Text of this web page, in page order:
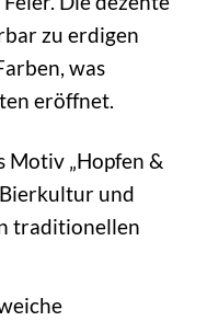
zu erdigen
was
eröffnet.
Motiv „Hopfen &
und
traditionellen